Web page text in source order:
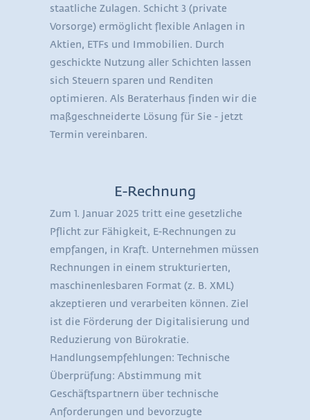
staatliche Zulagen. Schicht 3 (private
Vorsorge) ermöglicht flexible Anlagen in
Aktien, ETFs und Immobilien. Durch
geschickte Nutzung aller Schichten lassen
sich Steuern sparen und Renditen
optimieren. Als Beraterhaus finden wir die
maßgeschneiderte Lösung für Sie - jetzt
Termin vereinbaren.
E-Rechnung
Zum 1. Januar 2025 tritt eine gesetzliche
Pflicht zur Fähigkeit, E-Rechnungen zu
empfangen, in Kraft. Unternehmen müssen
Rechnungen in einem strukturierten,
maschinenlesbaren Format (z. B. XML)
akzeptieren und verarbeiten können. Ziel
ist die Förderung der Digitalisierung und
Reduzierung von Bürokratie.
Handlungsempfehlungen: Technische
Überprüfung: Abstimmung mit
Geschäftspartnern über technische
Anforderungen und bevorzugte